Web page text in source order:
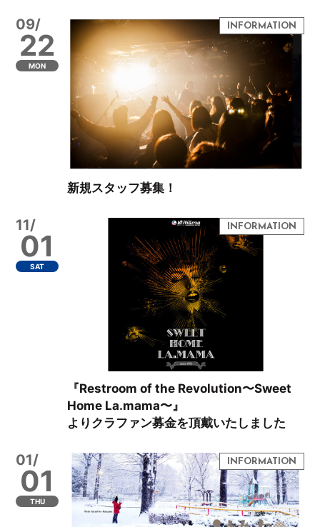
09/
22
MON
新規スタッフ募集！
11/
01
SAT
『Restroom of the Revolution〜Sweet
Home La.mama〜』
よりクラファン募金を頂戴いたしました
01/
01
THU